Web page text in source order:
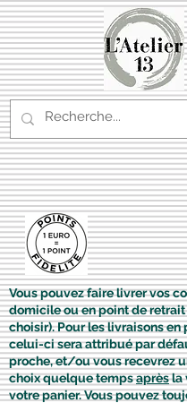
Vous pouvez faire livrer vos
domicile ou en point de retrait
choisir). Pour les livraisons en
celui-ci sera attribué par
proche, et/ou vous recevrez
choix quelque tempsaprèsla
votre panier. Vous pouvez